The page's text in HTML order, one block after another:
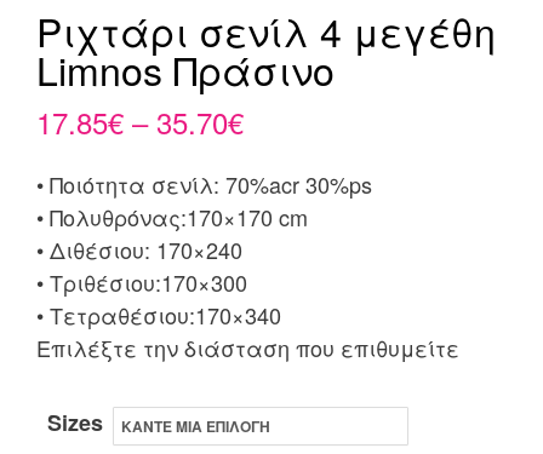
Ριχτάρι σενίλ 4 μεγέθη
Limnos Πράσινο
17.85€ – 35.70€Price
17.85€
35.70€
• Ποιότητα σενίλ: 70%acr 30%ps
• Πολυθρόνας:170×170 cm
• Διθέσιου: 170×240
• Τριθέσιου:170×300
• Τετραθέσιου:170×340
Επιλέξτε την διάσταση που επιθυμείτε
Sizes